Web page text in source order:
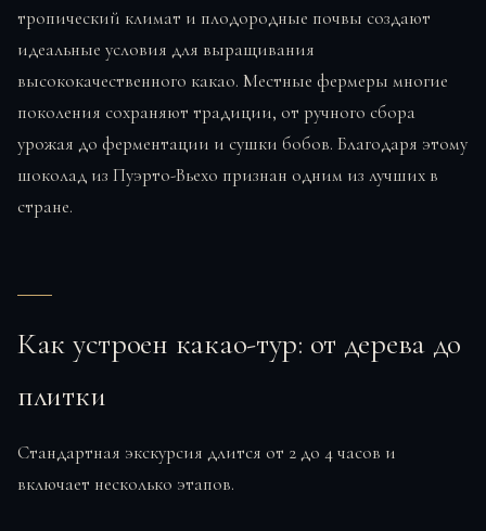
тропический климат и плодородные почвы создают
идеальные условия для выращивания
высококачественного какао. Местные фермеры многие
поколения сохраняют традиции, от ручного сбора
урожая до ферментации и сушки бобов. Благодаря этому
шоколад из Пуэрто-Вьехо признан одним из лучших в
стране.
Как устроен какао-тур: от дерева до
плитки
Стандартная экскурсия длится от 2 до 4 часов и
включает несколько этапов.